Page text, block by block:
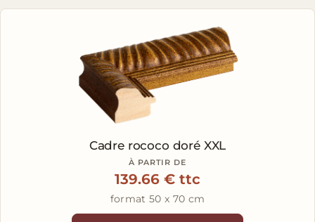
Cadre rococo doré XXL
À PARTIR DE
139.66 € ttc
format 50 x 70 cm